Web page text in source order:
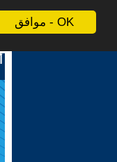
موافق - OK